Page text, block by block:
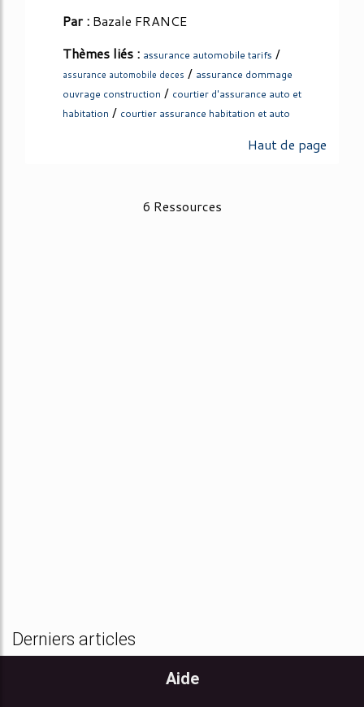
Par : Bazale FRANCE
Thèmes liés : assurance automobile tarifs /
assurance automobile deces / assurance dommage
ouvrage construction / courtier d'assurance auto et
habitation / courtier assurance habitation et auto
Haut de page
6 Ressources
Derniers articles
Aide